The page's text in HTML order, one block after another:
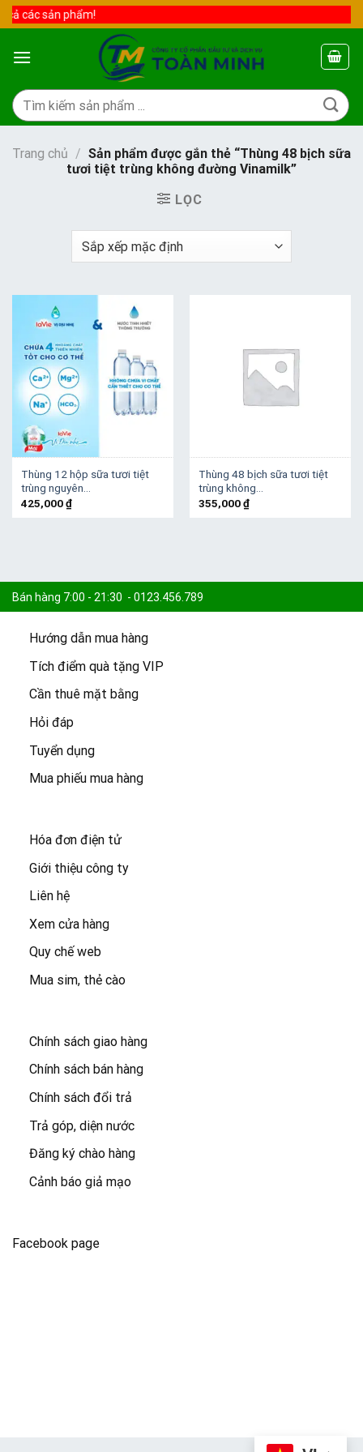
Skip
to
content
các sản phẩm!
Tìm
kiếm:
Trang chủ / Sản phẩm được gắn thẻ “Thùng 48 bịch sữa
tươi tiệt trùng không đường Vinamilk”
LỌC
Thùng 12 hộp sữa tươi tiệt
trùng nguyên…
425,000₫
Thùng 48 bịch sữa tươi tiệt
trùng không…
355,000₫
Bán hàng 7:00 - 21:30 - 0123.456.789
Khiếu nại 7:30 - 21:00 - 0123.456.789
Hướng dẫn mua hàng
Tích điểm quà tặng VIP
Cần thuê mặt bằng
Hỏi đáp
Tuyển dụng
Mua phiếu mua hàng
Hóa đơn điện tử
Giới thiệu công ty
Liên hệ
Xem cửa hàng
Quy chế web
Mua sim, thẻ cào
Chính sách giao hàng
Chính sách bán hàng
Chính sách đổi trả
Trả góp, diện nước
Đăng ký chào hàng
Cảnh báo giả mạo
Facebook page